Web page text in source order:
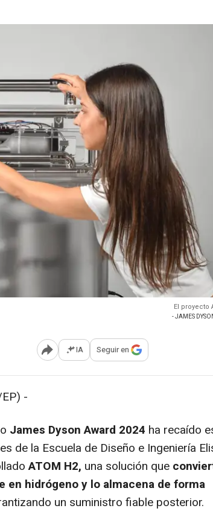
El proyecto
- JAMES
Abrir opciones para compartir
IA Seguir en
-
James Dyson Award 2024 ha recaído
de la Escuela de Diseño e Ingeniería
ATOM H2, una solución que
en hidrógeno y lo almacena de forma
un suministro fiable posterior.